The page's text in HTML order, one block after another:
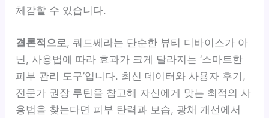
체감할 수 있습니다.
결론적으로, 쿼드쎄라는 단순한 뷰티 디바이스가 아
닌, 사용법에 따라 효과가 크게 달라지는 ‘스마트한
피부 관리 도구’입니다. 최신 데이터와 사용자 후기,
전문가 권장 루틴을 참고해 자신에게 맞는 최적의 사
용법을 찾는다면 피부 탄력과 보습, 광채 개선에서